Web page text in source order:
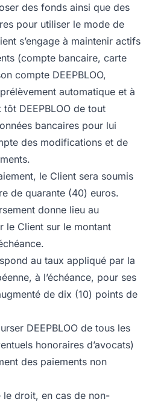
des fonds ainsi que des
pour utiliser le mode de
s’engage à maintenir actifs
(compte bancaire, carte
compte DEEPBLOO,
automatique et à
DEEPBLOO de tout
bancaires pour lui
des modifications et de
le Client sera soumis
de quarante (40) euros.
donne lieu au
le Client sur le montant
au taux appliqué par la
à l’échéance, pour ses
de dix (10) points de
DEEPBLOO de tous les
honoraires d’avocats)
des paiements non
le droit, en cas de non-